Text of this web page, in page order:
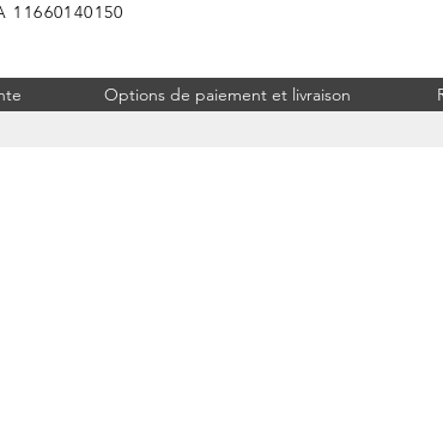
11660140150
Options de paiement et livraison